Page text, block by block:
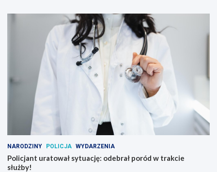
NARODZINY POLICJA WYDARZENIA
Policjant uratował sytuację: odebrał poród w trakcie
służby!